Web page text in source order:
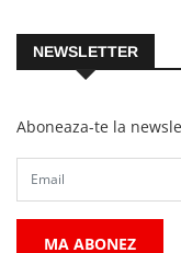
NEWSLETTER
Aboneaza-te la
MA ABONEZ